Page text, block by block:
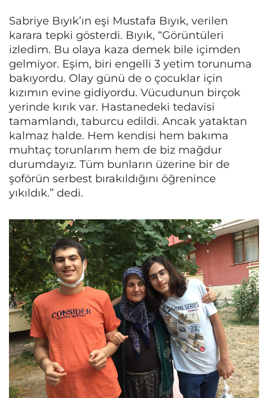
Sabriye Bıyık’ın eşi Mustafa Bıyık, verilen
karara tepki gösterdi. Bıyık, “Görüntüleri
izledim. Bu olaya kaza demek bile içimden
gelmiyor. Eşim, biri engelli 3 yetim torunuma
bakıyordu. Olay günü de o çocuklar için
kızımın evine gidiyordu. Vücudunun birçok
yerinde kırık var. Hastanedeki tedavisi
tamamlandı, taburcu edildi. Ancak yataktan
kalmaz halde. Hem kendisi hem bakıma
muhtaç torunlarım hem de biz mağdur
durumdayız. Tüm bunların üzerine bir de
şoförün serbest bırakıldığını öğrenince
yıkıldık.” dedi.